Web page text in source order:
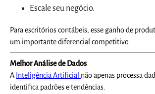
Escale seu negócio.
Para escritórios contábeis, esse ganho de
um importante diferencial competitivo.
Melhor Análise de Dados
A Inteligência Artificial não apenas processa
identifica padrões e tendências.